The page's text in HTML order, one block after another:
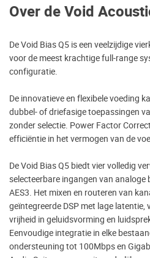
Over de Void
De Void Bias Q5 is een veelzijdige
voor de meest krachtige full-range
configuratie.
De innovatieve en flexibele voeding
dubbel- of driefasige toepassingen
zonder selectie. Power Factor
efficiëntie in het vermogen van de
De Void Bias Q5 biedt vier volledig
selecteerbare ingangen van analoge
AES3. Het mixen en routeren van
geïntegreerde DSP met lage latentie,
vrijheid in geluidsvorming en
Eenvoudige integratie in elke
ondersteuning tot 100Mbps en